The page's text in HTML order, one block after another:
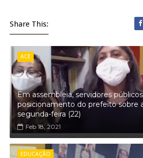
Share This:
ACE
Em assembleia, servidores
posicionamento do prefeito sobre
segunda-feira (22)
Feb 18, 2021
EDUCAÇÃO